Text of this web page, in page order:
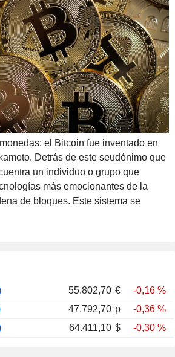
el Bitcoin fue inventado en
Detrás de este seudónimo que
un individuo o grupo que
más emocionantes de la
de bloques. Este sistema se
inmutable y segura
sin control central. Viene en forma de
y la criptodivisa asociada está
no tiene existencia física y no
central. Muchos expertos ven en
55.802,70 €
-0,16 %
47.792,70 p
-0,36 %
64.411,10 $ -0,30 %